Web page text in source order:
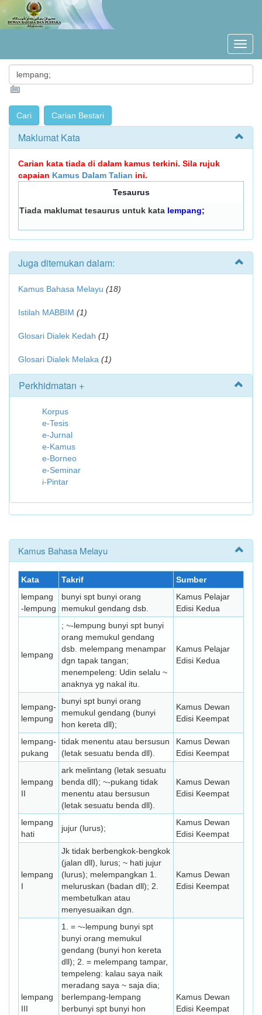
Maklumat Kata
Carian kata tiada di dalam kamus terkini. Sila rujuk
capaian Kamus Dalam Talian ini.
Tesaurus
Tiada maklumat tesaurus untuk kata lempang;
Juga ditemukan dalam:
Kamus Bahasa Melayu (18)
Istilah MABBIM (1)
Glosari Dialek Kedah (1)
Glosari Dialek Melaka (1)
Perkhidmatan +
Korpus
e-Tesis
e-Jurnal
e-Kamus
e-Borneo
e-Seminar
i-Pintar
Kamus Bahasa Melayu
Kata Takrif
Sumber
lempang
-lempung
bunyi spt bunyi orang
memukul gendang dsb.
Kamus Pelajar
Edisi Kedua
lempang
; ~-lempung bunyi spt bunyi
orang memukul gendang
dsb. melempang menampar
dgn tapak tangan;
menempeleng: Udin selalu ~
anaknya yg nakal itu.
Kamus Pelajar
Edisi Kedua
lempang-
lempung
bunyi spt bunyi orang
memukul gendang (bunyi
hon kereta dll);
Kamus Dewan
Edisi Keempat
lempang-
pukang
tidak menentu atau bersusun
(letak sesuatu benda dll).
Kamus Dewan
Edisi Keempat
lempang
II
ark melintang (letak sesuatu
benda dll); ~-pukang tidak
menentu atau bersusun
(letak sesuatu benda dll).
Kamus Dewan
Edisi Keempat
lempang
hati
jujur (lurus);
Kamus Dewan
Edisi Keempat
lempang
I
Jk tidak berbengkok-bengkok
(jalan dll), lurus; ~ hati jujur
(lurus); melempangkan 1.
meluruskan (badan dll); 2.
membetulkan atau
menyesuaikan dgn.
Kamus Dewan
Edisi Keempat
lempang
III
1. = ~-lempung bunyi spt
bunyi orang memukul
gendang (bunyi hon kereta
dll); 2. = melempang tampar,
tempeleng: kalau saya naik
meradang saya ~ saja dia;
berlempang-lempang
berbunyi spt bunyi hon
Kamus Dewan
Edisi Keempat